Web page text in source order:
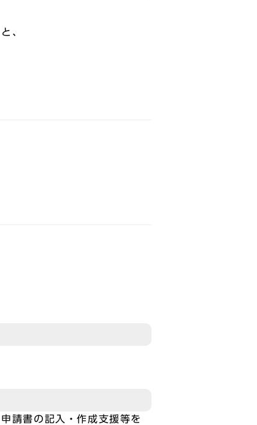
、
請書の記入・作成支援等を